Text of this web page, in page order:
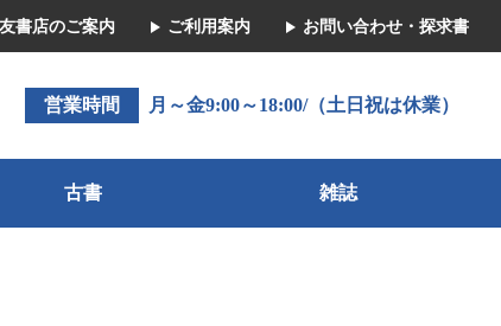
書店のご案内 ご利用案内 お問い合わせ・探求書
営業時間 月～金9:00～18:00/（土日祝は休業）
古書 雑誌